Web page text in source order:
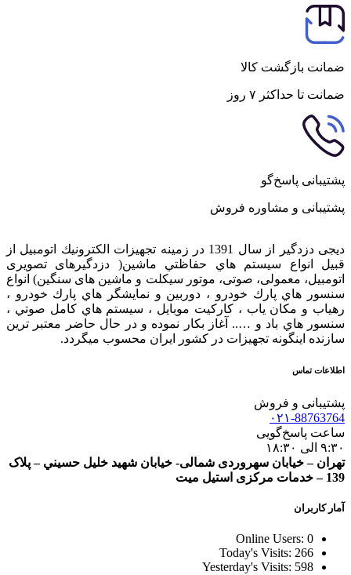
ضمانت بازگشت کالا
ضمانت تا حداکثر ۷ روز
پشتیبانی پاسخ‌گو
پشتیبانی و مشاوره فروش
دیجی دزدگیر از سال 1391 در زمينه تجهيزات الكترونيك اتومبیل از
قبيل انواع سيستم هاي حفاظتي ماشین( دزدگيرهای تصویری
اتومبیل، معمولی، صوتی، موتور سیکلت و ماشین های سنگین) انواع
سنسور هاي پارك خودرو ، دوربين و نمايشگر هاي پارك خودرو ،
رهياب و مكان ياب ، كاركيت موبايل ، سيستم هاي كامل صوتي ،
سنسور هاي باد و ….. آغاز بكار نموده و در حال حاضر معتبر ترين
سازنده اينگونه تجهيزات در كشور ایران محسوب ميگردد.
اطلاعات تماس
پشتیبانی و فروش
۰۲۱-88763764
ساعت پاسخ‌گویی
۹:۳۰ الی ۱۸:۳۰
تهران – خيابان سهروردی شمالی- خيابان شهيد خليل حسيني – پلاک
139 – خدمات مرکزی استیل میت
آمار کاربران
Online Users: 0
Today's Visits: 266
Yesterday's Visits: 598